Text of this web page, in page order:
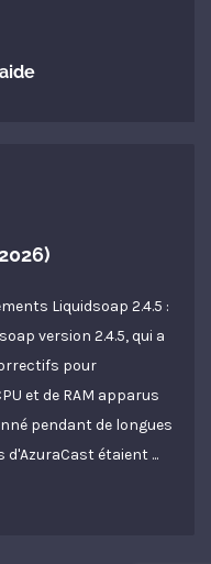
Liquidsoap 2.4.5 :
version 2.4.5, qui a
pour
et de RAM apparus
pendant de longues
étaient ...